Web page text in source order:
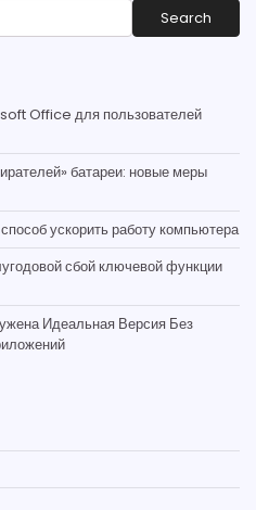
Search
Office для пользователей
батареи: новые меры
ускорить работу компьютера
сбой ключевой функции
Идеальная Версия Без